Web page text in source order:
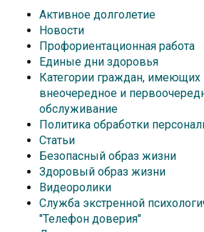
Активное долголетие
Новости
Профориентационная работа
Единые дни здоровья
Категории граждан, имеющих
внеочередное и
обслуживание
Политика обработки
Статьи
Безопасный образ жизни
Здоровый образ жизни
Видеоролики
Служба экстренной
"Телефон доверия"